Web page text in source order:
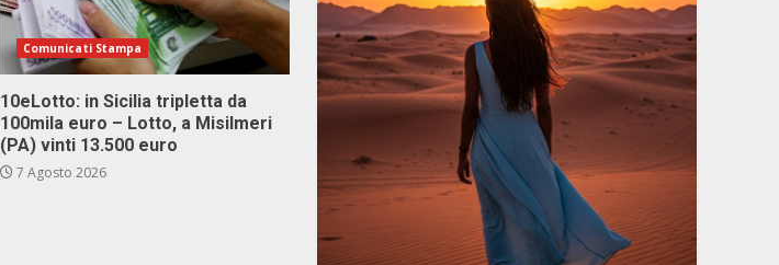
Comunicati Stampa
10eLotto: in Sicilia tripletta da
100mila euro – Lotto, a Misilmeri
(PA) vinti 13.500 euro
7 Agosto 2026